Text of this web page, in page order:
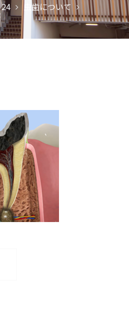
24
⾍⻭について